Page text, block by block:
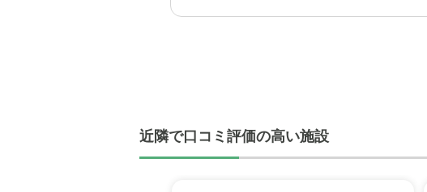
近隣で口コミ評価の高い施設